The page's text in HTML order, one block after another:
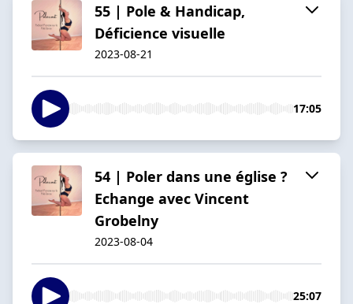
55 | Pole & Handicap,
Déficience visuelle
2023-08-21
17:05
54 | Poler dans une église ?
Echange avec Vincent
Grobelny
2023-08-04
25:07